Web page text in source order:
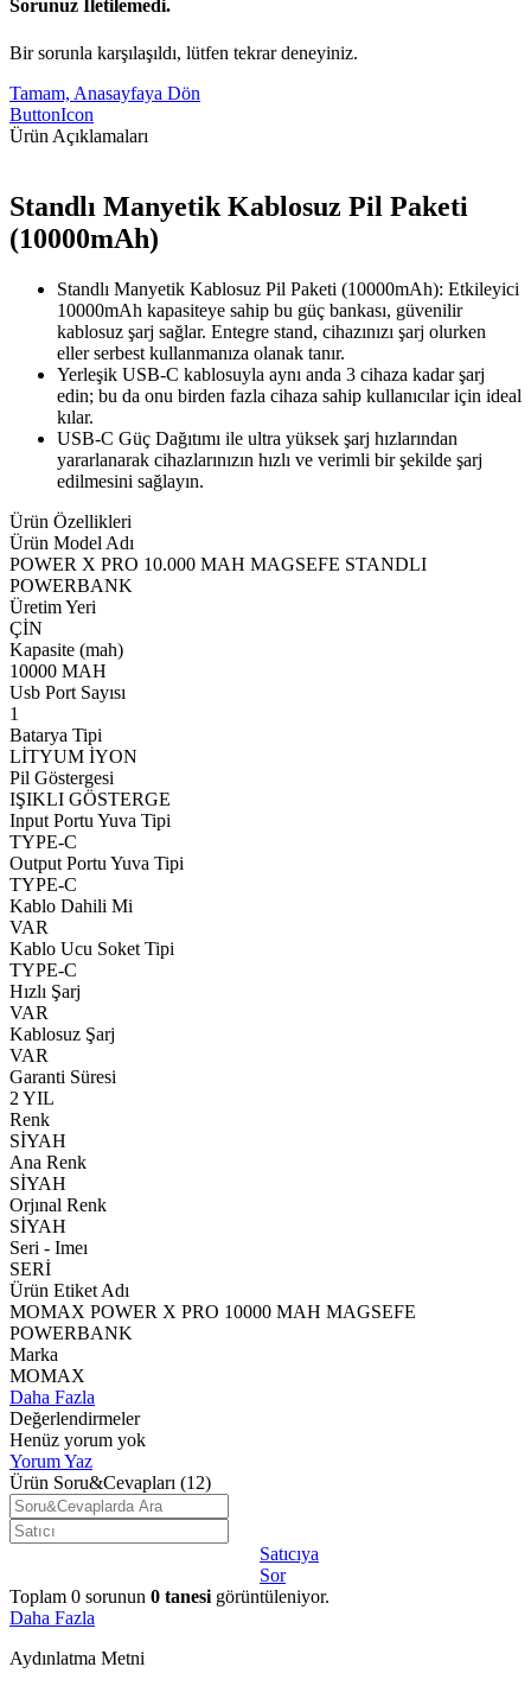
Sorunuz İletilemedi.
Bir sorunla karşılaşıldı, lütfen tekrar deneyiniz.
Tamam, Anasayfaya Dön
ButtonIcon
Ürün Açıklamaları
Standlı Manyetik Kablosuz Pil Paketi
(10000mAh)
Standlı Manyetik Kablosuz Pil Paketi (10000mAh): Etkileyici
10000mAh kapasiteye sahip bu güç bankası, güvenilir
kablosuz şarj sağlar. Entegre stand, cihazınızı şarj olurken
eller serbest kullanmanıza olanak tanır.
Yerleşik USB-C kablosuyla aynı anda 3 cihaza kadar şarj
edin; bu da onu birden fazla cihaza sahip kullanıcılar için ideal
kılar.
USB-C Güç Dağıtımı ile ultra yüksek şarj hızlarından
yararlanarak cihazlarınızın hızlı ve verimli bir şekilde şarj
edilmesini sağlayın.
Ürün Özellikleri
Ürün Model Adı
POWER X PRO 10.000 MAH MAGSEFE STANDLI
POWERBANK
Üretim Yeri
ÇİN
Kapasite (mah)
10000 MAH
Usb Port Sayısı
1
Batarya Tipi
LİTYUM İYON
Pil Göstergesi
IŞIKLI GÖSTERGE
Input Portu Yuva Tipi
TYPE-C
Output Portu Yuva Tipi
TYPE-C
Kablo Dahili Mi
VAR
Kablo Ucu Soket Tipi
TYPE-C
Hızlı Şarj
VAR
Kablosuz Şarj
VAR
Garanti Süresi
2 YIL
Renk
SİYAH
Ana Renk
SİYAH
Orjınal Renk
SİYAH
Seri - Imeı
SERİ
Ürün Etiket Adı
MOMAX POWER X PRO 10000 MAH MAGSEFE
POWERBANK
Marka
MOMAX
Daha Fazla
Değerlendirmeler
Henüz yorum yok
Yorum Yaz
Ürün Soru&Cevapları (12)
Satıcıya
Sor
Toplam 0 sorunun 0 tanesi görüntüleniyor.
Daha Fazla
Aydınlatma Metni